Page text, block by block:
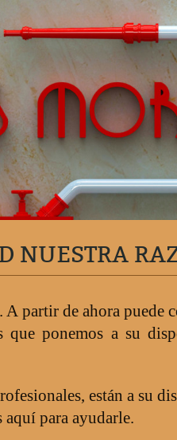
NUESTRA
partir de ahora puede
ponemos a su
están a su
aquí para ayudarle.